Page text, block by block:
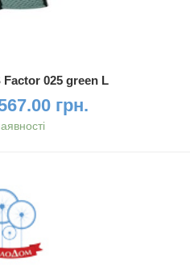
025 green L
грн.